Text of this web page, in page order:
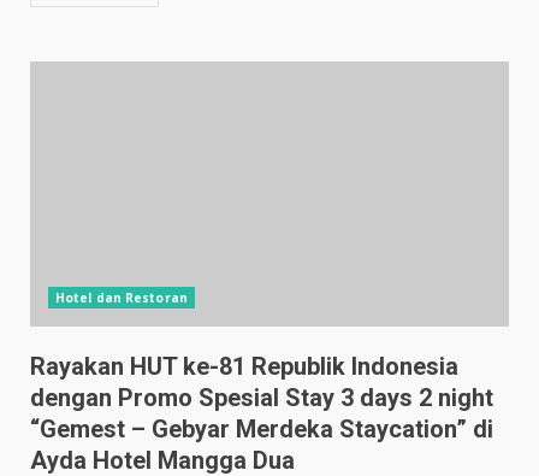
Hotel dan Restoran
Rayakan HUT ke-81 Republik Indonesia
dengan Promo Spesial Stay 3 days 2 night
“Gemest – Gebyar Merdeka Staycation” di
Ayda Hotel Mangga Dua